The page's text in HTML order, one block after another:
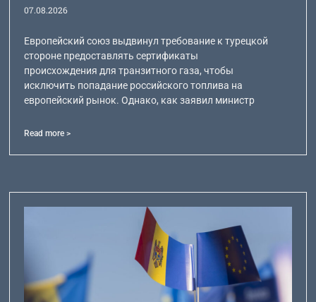
07.08.2026
Европейский союз выдвинул требование к турецкой
стороне предоставлять сертификаты
происхождения для транзитного газа, чтобы
исключить попадание российского топлива на
европейский рынок. Однако, как заявил министр
Read more >